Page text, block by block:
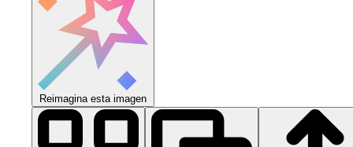
Reimagina esta imagen